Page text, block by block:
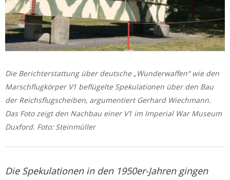
Die Berichterstattung über deutsche „Wunderwaffen“ wie den
Marschflugkörper V1 beflügelte Spekulationen über den Bau
der Reichsflugscheiben, argumentiert Gerhard Wiechmann.
Das Foto zeigt den Nachbau einer V1 im Imperial War Museum
Duxford. Foto: Steinmüller
Die Spekulationen in den 1950er-Jahren gingen